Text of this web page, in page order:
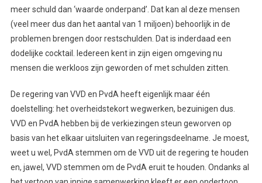
meer schuld dan ‘waarde onderpand’. Dat kan al deze mensen
(veel meer dus dan het aantal van 1 miljoen) behoorlijk in de
problemen brengen door restschulden. Dat is inderdaad een
dodelijke cocktail. Iedereen kent in zijn eigen omgeving nu
mensen die werkloos zijn geworden of met schulden zitten.
De regering van VVD en PvdA heeft eigenlijk maar één
doelstelling: het overheidstekort wegwerken, bezuinigen dus.
VVD en PvdA hebben bij de verkiezingen steun geworven op
basis van het elkaar uitsluiten van regeringsdeelname. Je moest,
weet u wel, PvdA stemmen om de VVD uit de regering te houden
en, jawel, VVD stemmen om de PvdA eruit te houden. Ondanks al